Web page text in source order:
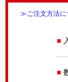
≫ご注文方法に